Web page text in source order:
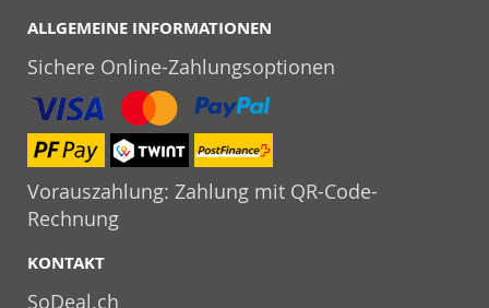
ALLGEMEINE INFORMATIONEN
Sichere Online-Zahlungsoptionen
Vorauszahlung: Zahlung mit QR-Code-
Rechnung
KONTAKT
SoDeal.ch